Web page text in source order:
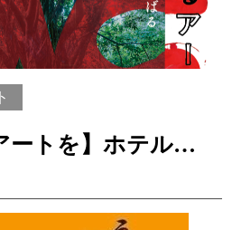
チ
付
オリエンタルホテル
沖縄リゾート&スパ
ートを】ホテル館